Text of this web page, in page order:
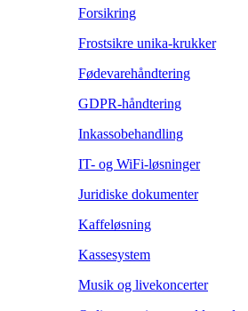
Forsikring
Frostsikre unika-krukker
Fødevarehåndtering
GDPR-håndtering
Inkassobehandling
IT- og WiFi-løsninger
Juridiske dokumenter
Kaffeløsning
Kassesystem
Musik og livekoncerter